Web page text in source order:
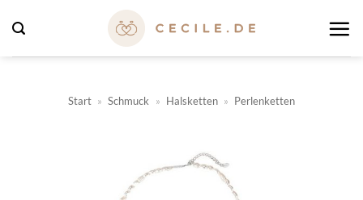
Inhalt
springen
Start » Schmuck » Halsketten » Perlenketten